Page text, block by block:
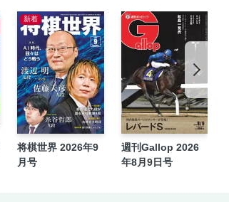
新着
将棋世界 2026年9
月号
週刊Gallop 2026
年8月9日号